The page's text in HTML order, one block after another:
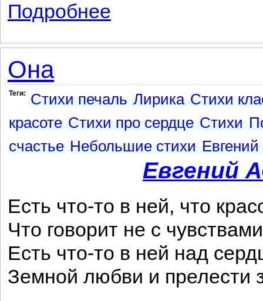
Подробнее
Она
Теги: Стихи печаль Лирика Стихи
красоте Стихи про сердце Стихи
счастье Небольшие стихи
Евгений
Есть что-то в ней, что
Что говорит не с
Есть что-то в ней над
Земной любви и прелести